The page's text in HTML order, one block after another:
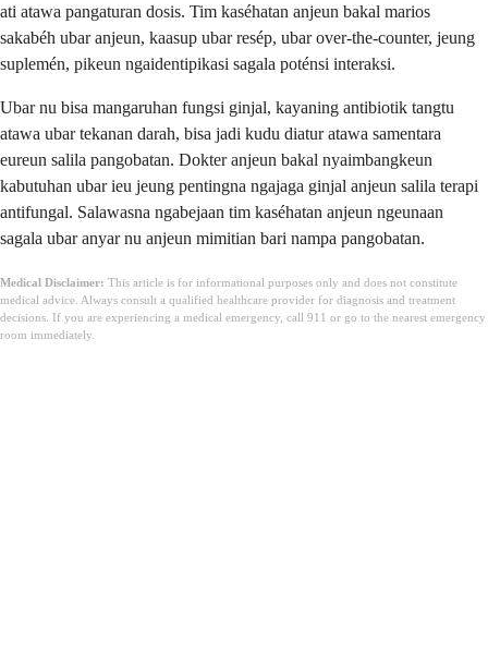
ati atawa pangaturan dosis. Tim kaséhatan anjeun bakal marios
sakabéh ubar anjeun, kaasup ubar resép, ubar over-the-counter, jeung
suplemén, pikeun ngaidentipikasi sagala poténsi interaksi.
Ubar nu bisa mangaruhan fungsi ginjal, kayaning antibiotik tangtu
atawa ubar tekanan darah, bisa jadi kudu diatur atawa samentara
eureun salila pangobatan. Dokter anjeun bakal nyaimbangkeun
kabutuhan ubar ieu jeung pentingna ngajaga ginjal anjeun salila terapi
antifungal. Salawasna ngabejaan tim kaséhatan anjeun ngeunaan
sagala ubar anyar nu anjeun mimitian bari nampa pangobatan.
Medical Disclaimer: This article is for informational purposes only and does not constitute
medical advice. Always consult a qualified healthcare provider for diagnosis and treatment
decisions. If you are experiencing a medical emergency, call 911 or go to the nearest emergency
room immediately.